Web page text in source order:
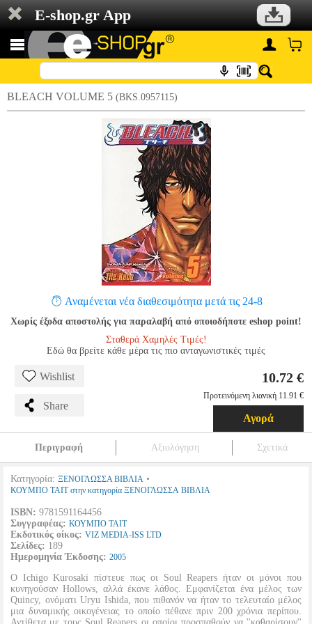
E-shop.gr App
BLEACH VOLUME 5 (BKS.0957115)
Αναμένεται νέα διαθεσιμότητα μετά τις 24-8
Χωρίς έξοδα αποστολής για παραλαβή από οποιοδήποτε eshop point!
Σταθερά Χαμηλές Τιμές!
Εδώ θα βρείτε κάθε μέρα τις πιο ανταγωνιστικές τιμές
Wishlist
Share
10.72 €
Προτεινόμενη λιανική 11.91 €
Αγορά
Περιγραφή Αξιολόγηση Σχετικά
Κατηγορία: ΞΕΝΟΓΛΩΣΣΑ ΒΙΒΛΙΑ •
ΚΟΥΜΠΟ ΤΑΙΤ στην κατηγορία ΞΕΝΟΓΛΩΣΣΑ ΒΙΒΛΙΑ
ISBN: 9781591164456
Συγγραφέας: ΚΟΥΜΠΟ ΤΑΙΤ
Εκδοτικός οίκος: VIZ MEDIA-ISS LTD
Σελίδες: 189
Ημερομηνία Έκδοσης: 2005
O Ichigo Kurosaki πίστευε πως οι Soul Reapers ήταν οι μόνοι που
κυνηγούσαν Hollows, αλλά έκανε λάθος. Εμφανίζεται ένα μέλος των
Quincy, ονόματι Uryu Ishida, που πιθανόν να ήταν το τελευταίο μέλος
μια δυναμικής οικογένειας το οποίο πέθανε πριν 200 χρόνια περίπου.